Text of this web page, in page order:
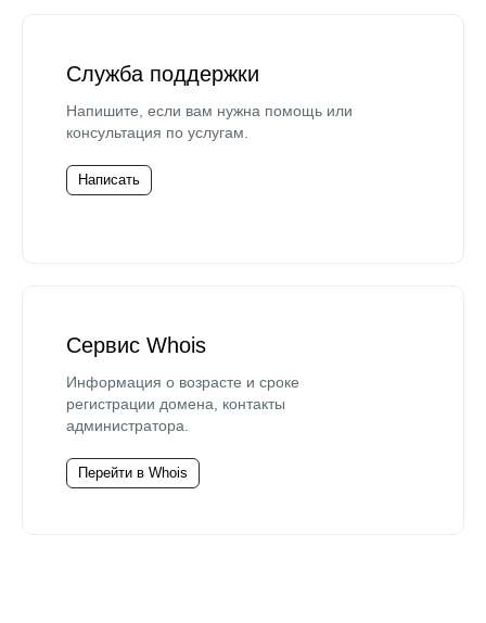
Служба поддержки
Напишите, если вам нужна помощь или
консультация по услугам.
Написать
Сервис Whois
Информация о возрасте и сроке
регистрации домена, контакты
администратора.
Перейти в Whois